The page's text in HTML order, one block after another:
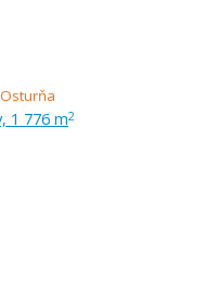
1 776 m2